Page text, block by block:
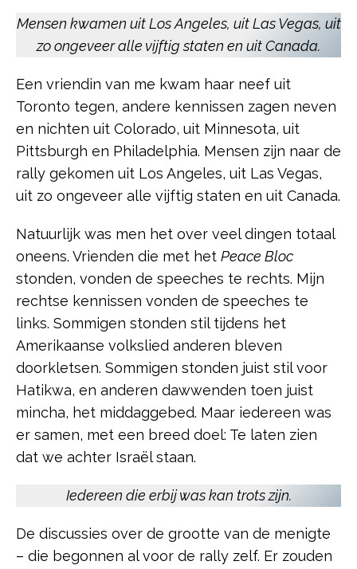
Mensen kwamen uit Los Angeles, uit Las Vegas, uit
zo ongeveer alle vijftig staten en uit Canada.
Een vriendin van me kwam haar neef uit
Toronto tegen, andere kennissen zagen neven
en nichten uit Colorado, uit Minnesota, uit
Pittsburgh en Philadelphia. Mensen zijn naar de
rally gekomen uit Los Angeles, uit Las Vegas,
uit zo ongeveer alle vijftig staten en uit Canada.
Natuurlijk was men het over veel dingen totaal
oneens. Vrienden die met het Peace Bloc
stonden, vonden de speeches te rechts. Mijn
rechtse kennissen vonden de speeches te
links. Sommigen stonden stil tijdens het
Amerikaanse volkslied anderen bleven
doorkletsen. Sommigen stonden juist stil voor
Hatikwa, en anderen dawwenden toen juist
mincha, het middaggebed. Maar iedereen was
er samen, met een breed doel: Te laten zien
dat we achter Israël staan.
Iedereen die erbij was kan trots zijn.
De discussies over de grootte van de menigte
– die begonnen al voor de rally zelf. Er zouden